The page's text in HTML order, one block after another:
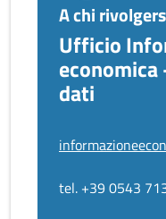
A chi
Ufficio
economica
dati
tel. +39 0543